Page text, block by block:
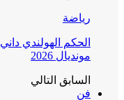
رياضة
الحكم الهولندي
مونديال 2026
السابق التالي
فن